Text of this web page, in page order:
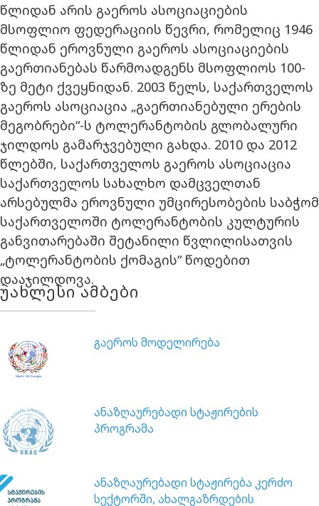
წლიდან არის გაეროს ასოციაციების
მსოფლიო ფედერაციის წევრი, რომელიც 1946
წლიდან ეროვნული გაეროს ასოციაციების
გაერთიანებას წარმოადგენს მსოფლიოს 100-
ზე მეტი ქვეყნიდან. 2003 წელს, საქართველოს
გაეროს ასოციაცია „გაერთიანებული ერების
მეგობრები“-ს ტოლერანტობის გლობალური
ჯილდოს გამარჯვებული გახდა. 2010 და 2012
წლებში, საქართველოს გაეროს ასოციაცია
საქართველოს სახალხო დამცველთან
არსებულმა ეროვნული უმცირესობების საბჭომ
საქართველოში ტოლერანტობის კულტურის
განვითარებაში შეტანილი წვლილისათვის
„ტოლერანტობის ქომაგის“ წოდებით
დააჯილდოვა.
უახლესი ამბები
გაეროს მოდელირება
ანაზღაურებადი სტაჟირების
პროგრამა
ანაზღაურებადი სტაჟირება კერძო
სექტორში, ახალგაზრდების